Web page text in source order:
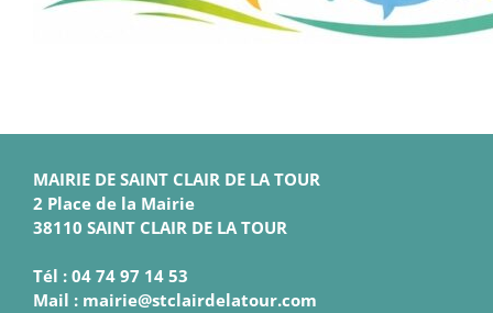
MAIRIE DE SAINT CLAIR DE LA TOUR
2 Place de la Mairie
38110 SAINT CLAIR DE LA TOUR
Tél : 04 74 97 14 53
Mail : mairie@stclairdelatour.com